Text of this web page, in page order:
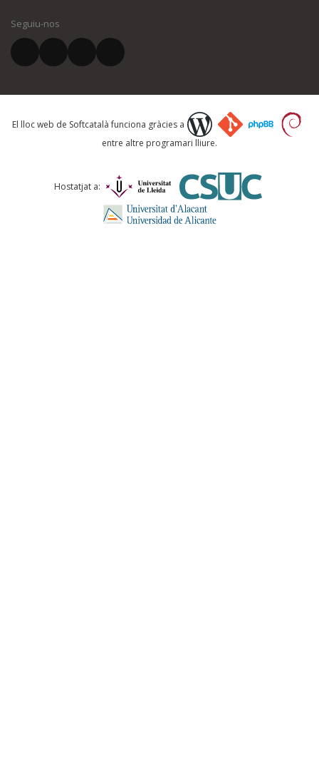
El vostre correu electrònic *
Què proposeu?
Comentari *
Seguiu-nos
El lloc web de Softcatalà funciona gràcies a
entre altre programari lliure.
Hostatjat a: